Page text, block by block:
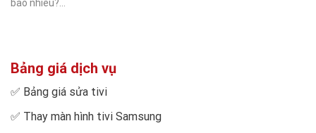
bao nhiêu?...
Bảng giá dịch vụ
✅ Bảng giá sửa tivi
✅ Thay màn hình tivi Samsung